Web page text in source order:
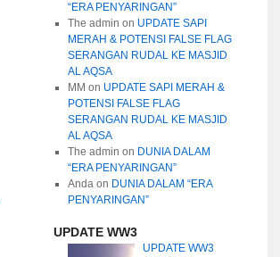
“ERA PENYARINGAN”
The admin on UPDATE SAPI
MERAH & POTENSI FALSE FLAG
SERANGAN RUDAL KE MASJID
AL AQSA
MM on UPDATE SAPI MERAH &
POTENSI FALSE FLAG
SERANGAN RUDAL KE MASJID
AL AQSA
The admin on DUNIA DALAM
“ERA PENYARINGAN”
Andaon DUNIA DALAM “ERA
PENYARINGAN”
UPDATE WW3
UPDATE WW3